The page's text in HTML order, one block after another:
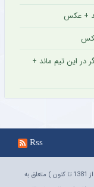
+ عکس
این تیم ماند +
Rss
تمام حقوق مادی و معنوی این پایگاه خبری ( از 1381 تا کنون ) متعلق به